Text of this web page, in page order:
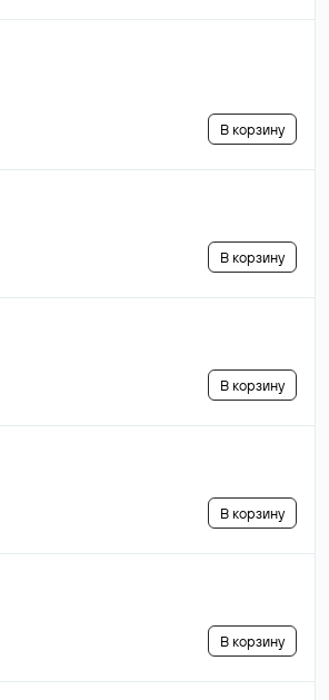
В корзину
В корзину
В корзину
В корзину
В корзину